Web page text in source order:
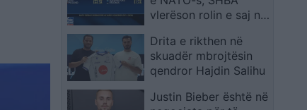
vlerëson rolin e saj në
Drita e rikthen në
skuadër mbrojtësin
qendror Hajdin Salihu
Justin Bieber është në